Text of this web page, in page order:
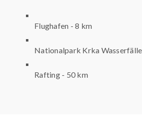
Flughafen - 8 km
Nationalpark Krka
Rafting - 50 km